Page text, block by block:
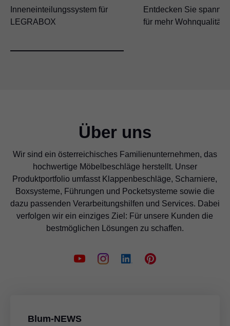
Inneneinteilungssystem für
LEGRABOX
Entdecken Sie
für mehr Wohnqualität
Über uns
Wir sind ein österreichisches Familienunternehmen, das
hochwertige Möbelbeschläge herstellt. Unser
Produktportfolio umfasst Klappenbeschläge, Scharniere,
Boxsysteme, Führungen und Pocketsysteme sowie die
dazu passenden Verarbeitungshilfen und Services. Dabei
verfolgen wir ein einziges Ziel: Für unsere Kunden die
bestmöglichen Lösungen zu schaffen.
Blum-NEWS